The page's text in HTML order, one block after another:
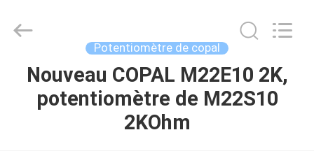
MAISON
Robot
Automation
Reserved.
Potentiomètre de copal
Nouveau COPAL M22E10 2K,
potentiomètre de M22S10
2KOhm